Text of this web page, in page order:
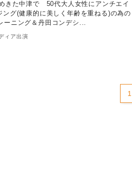
きた中津で 50代大人女性にアンチエイ
ング(健康的に美しく年齢を重ねる)の為の
ーニング＆丹田コンデシ...
ィア出演
1